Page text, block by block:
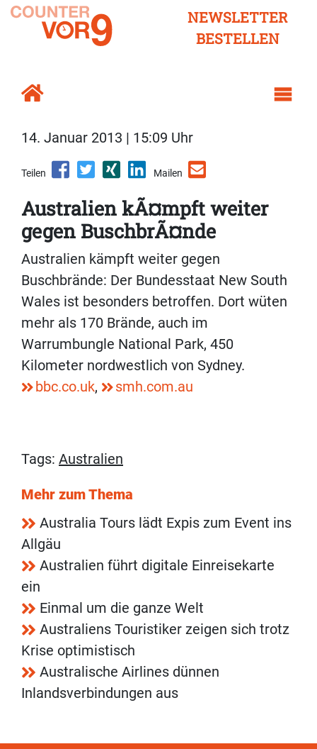
NEWSLETTER
BESTELLEN
14. Januar 2013 | 15:09 Uhr
Teilen Mailen
Australien kÃ¤mpft weiter
gegen BuschbrÃ¤nde
Australien kämpft weiter gegen
Buschbrände: Der Bundesstaat New South
Wales ist besonders betroffen. Dort wüten
mehr als 170 Brände, auch im
Warrumbungle National Park, 450
Kilometer nordwestlich von Sydney.
bbc.co.uk, smh.com.au
Tags: Australien
Mehr zum Thema
Australia Tours lädt Expis zum Event ins
Allgäu
Australien führt digitale Einreisekarte
ein
Einmal um die ganze Welt
Australiens Touristiker zeigen sich trotz
Krise optimistisch
Australische Airlines dünnen
Inlandsverbindungen aus